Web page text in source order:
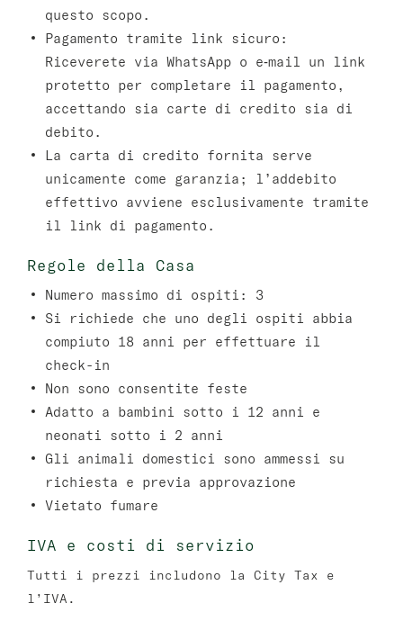
questo scopo.
Pagamento tramite link sicuro:
Riceverete via WhatsApp o e‑mail un link
protetto per completare il pagamento,
accettando sia carte di credito sia di
debito.
La carta di credito fornita serve
unicamente come garanzia; l’addebito
effettivo avviene esclusivamente tramite
il link di pagamento.
Regole della Casa
Numero massimo di ospiti: 3
Si richiede che uno degli ospiti abbia
compiuto 18 anni per effettuare il
check-in
Non sono consentite feste
Adatto a bambini sotto i 12 anni e
neonati sotto i 2 anni
Gli animali domestici sono ammessi su
richiesta e previa approvazione
Vietato fumare
IVA e costi di servizio
Tutti i prezzi includono la City Tax e
l’IVA.